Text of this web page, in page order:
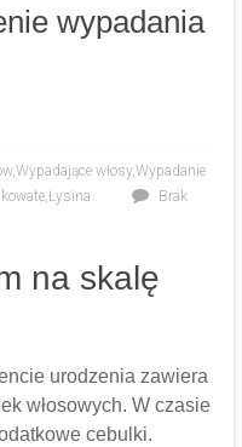
wypadania
,Wypadające włosy,Wypadanie
,Łysina
Brak
na skalę
urodzenia zawiera
włosowych. W czasie
cebulki.